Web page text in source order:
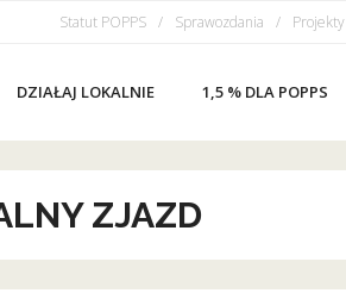
Statut POPPS Sprawozdania Projekty
DZIAŁAJ LOKALNIE 1,5 % DLA POPPS
ZJAZD